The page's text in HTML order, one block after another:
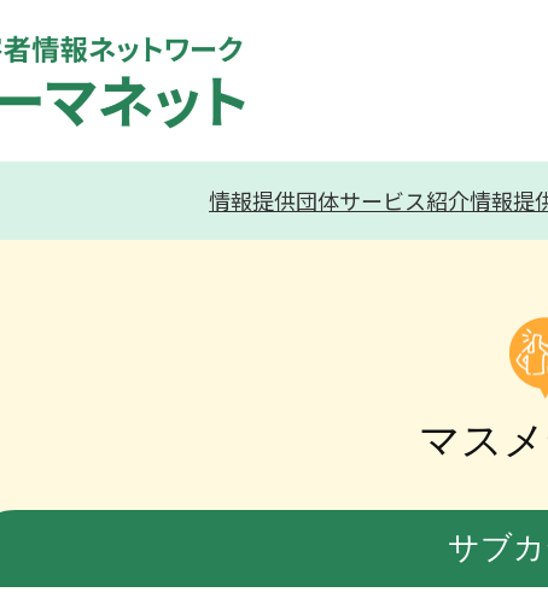
情報提供団体サービス紹介情報提
マス
サブ